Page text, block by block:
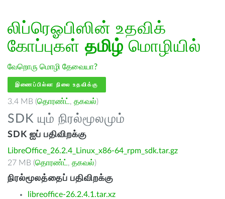
லிப்ரெஓபிஸின் உதவிக்
கோப்புகள் தமிழ் மொழியில்
வேறொரு மொழி தேவையா?
இணைப்பில்லா நிலை உதவிக்கு
3.4 MB (தொரண்ட் , தகவல்)
SDK யும் நிரல்மூலமும்
SDK ஐப் பதிவிறக்கு
LibreOffice_26.2.4_Linux_x86-64_rpm_sdk.tar.gz
27 MB (தொரண்ட் , தகவல்)
நிரல்மூலத்தைப் பதிவிறக்கு
libreoffice-26.2.4.1.tar.xz